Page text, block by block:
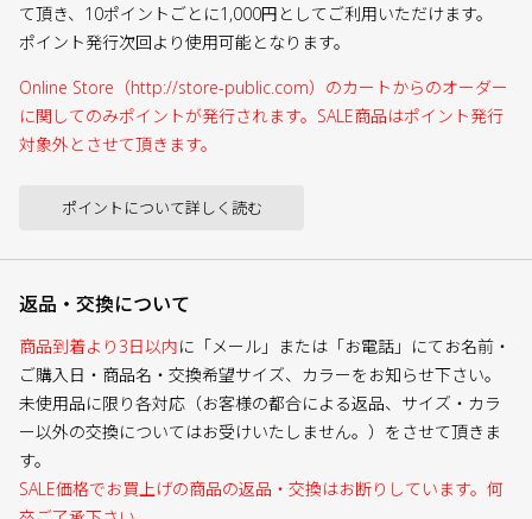
て頂き、10ポイントごとに1,000円としてご利用いただけます。
ポイント発行次回より使用可能となります。
Online Store（http://store-public.com）のカートからのオーダー
に関してのみポイントが発行されます。SALE商品はポイント発行
対象外とさせて頂きます。
ポイントについて詳しく読む
返品・交換について
商品到着より3日以内に「メール」または「お電話」にてお名前・
ご購入日・商品名・交換希望サイズ、カラーをお知らせ下さい。
未使用品に限り各対応（お客様の都合による返品、サイズ・カラ
ー以外の交換についてはお受けいたしません。）をさせて頂きま
す。
SALE価格でお買上げの商品の返品・交換はお断りしています。何